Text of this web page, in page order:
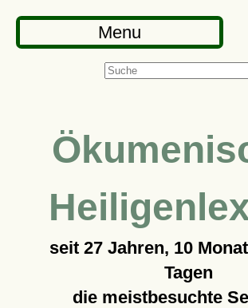
Menu
seit 27 Jahren, 10
Tagen
die meistbesuchte